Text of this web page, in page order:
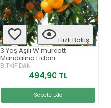
Hızlı Bakış
3 Yaş Aşılı W.murcott
Mandalina Fidanı
BİTKİFİDAN
494,90 TL
Sepete Ekle